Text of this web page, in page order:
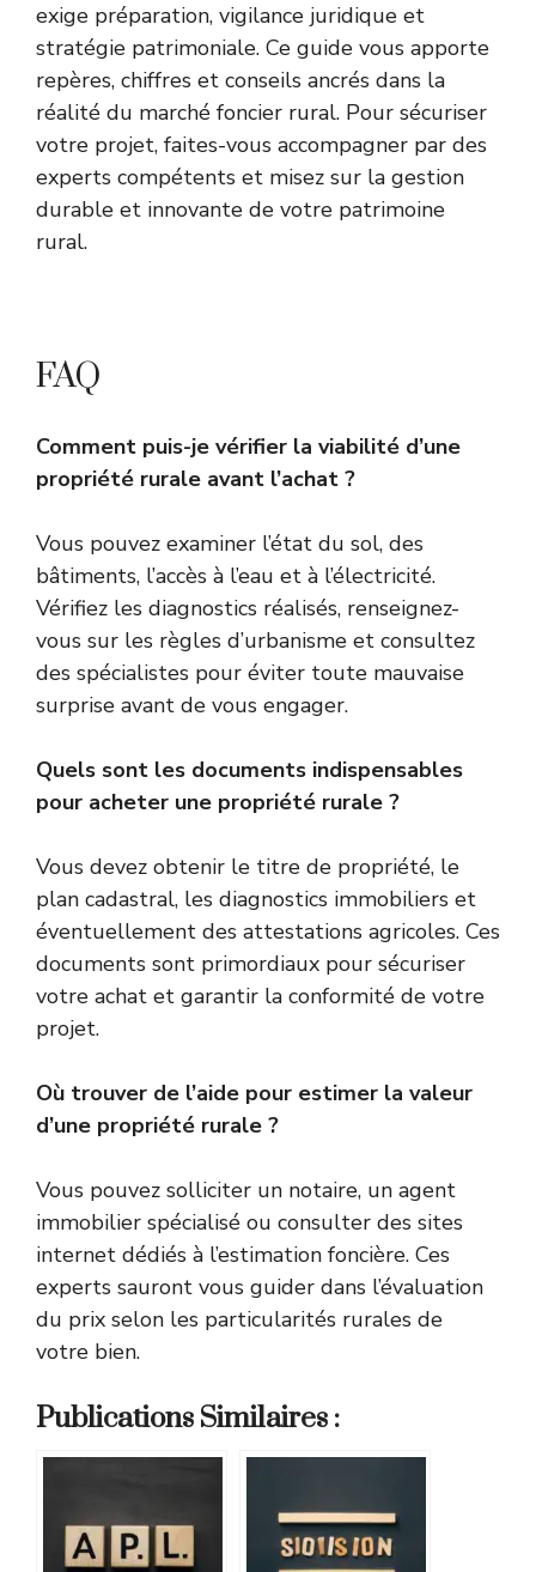
exige préparation, vigilance juridique et
stratégie patrimoniale. Ce guide vous apporte
repères, chiffres et conseils ancrés dans la
réalité du marché foncier rural. Pour sécuriser
votre projet, faites-vous accompagner par des
experts compétents et misez sur la gestion
durable et innovante de votre patrimoine
rural.
FAQ
Comment puis-je vérifier la viabilité d’une
propriété rurale avant l’achat ?
Vous pouvez examiner l’état du sol, des
bâtiments, l’accès à l’eau et à l’électricité.
Vérifiez les diagnostics réalisés, renseignez-
vous sur les règles d’urbanisme et consultez
des spécialistes pour éviter toute mauvaise
surprise avant de vous engager.
Quels sont les documents indispensables
pour acheter une propriété rurale ?
Vous devez obtenir le titre de propriété, le
plan cadastral, les diagnostics immobiliers et
éventuellement des attestations agricoles. Ces
documents sont primordiaux pour sécuriser
votre achat et garantir la conformité de votre
projet.
Où trouver de l’aide pour estimer la valeur
d’une propriété rurale ?
Vous pouvez solliciter un notaire, un agent
immobilier spécialisé ou consulter des sites
internet dédiés à l’estimation foncière. Ces
experts sauront vous guider dans l’évaluation
du prix selon les particularités rurales de
votre bien.
Publications Similaires :